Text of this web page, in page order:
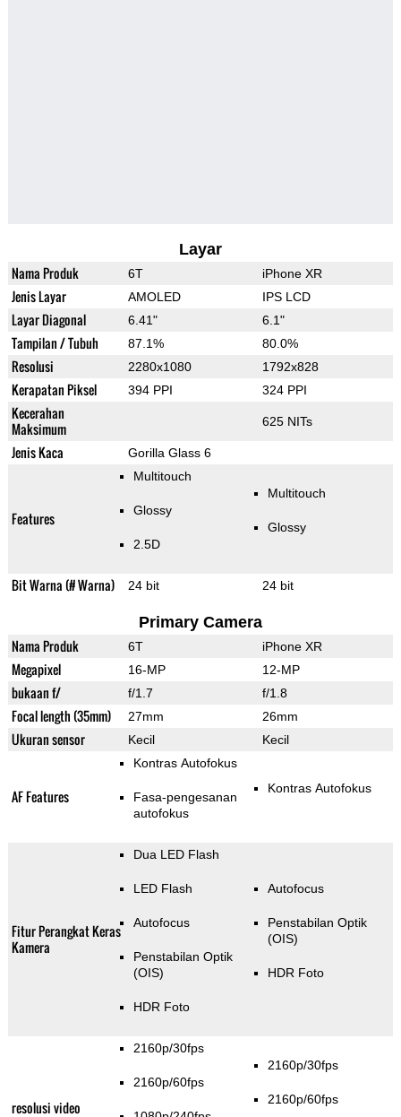
Layar
Nama Produk 6T iPhone XR
Jenis Layar AMOLED IPS LCD
Layar Diagonal 6.41" 6.1"
Tampilan / Tubuh 87.1% 80.0%
Resolusi 2280x1080 1792x828
Kerapatan Piksel 394 PPI 324 PPI
Kecerahan
Maksimum
625 NITs
Jenis Kaca Gorilla Glass 6
Features
Multitouch
Glossy
2.5D
Multitouch
Glossy
Bit Warna (# Warna) 24 bit 24 bit
Primary Camera
Nama Produk 6T iPhone XR
Megapixel 16-MP 12-MP
bukaan f/ f/1.7 f/1.8
Focal length (35mm) 27mm 26mm
Ukuran sensor Kecil Kecil
AF Features
Kontras Autofokus
Fasa-pengesanan
autofokus
Kontras Autofokus
Fitur Perangkat Keras
Kamera
Dua LED Flash
LED Flash
Autofocus
Penstabilan Optik
(OIS)
HDR Foto
Autofocus
Penstabilan Optik
(OIS)
HDR Foto
resolusi video
2160p/30fps
2160p/60fps
2160p/30fps
2160p/60fps